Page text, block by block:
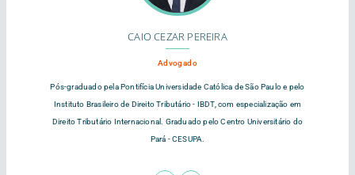
CAIO CEZAR PEREIRA
Advogado
Pós-graduado pela Pontifícia Universidade Católica de São Paulo e pelo
Instituto Brasileiro de Direito Tributário - IBDT, com especialização em
Direito Tributário Internacional. Graduado pelo Centro Universitário do
Pará - CESUPA.